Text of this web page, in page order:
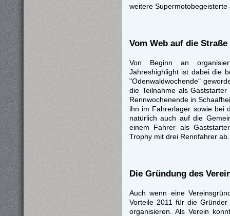
weitere
Vom Web auf die Straße
Von Beginn an
Jahreshighlight ist dabei die
"Odenwaldwochende"
die Teilnahme als
Rennwochenende in
ihn im Fahrerlager sowie bei
natürlich auch auf die
einem Fahrer als
Trophy mit drei Rennfahrer ab.
Die Gründung des
Auch wenn eine
Vorteile 2011 für die
organisieren. Als Verein